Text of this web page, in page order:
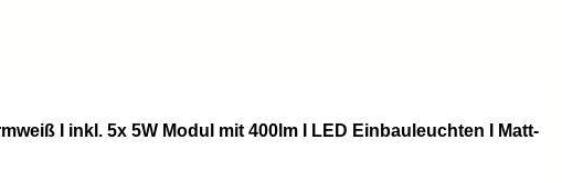
I inkl. 5x 5W Modul mit 400lm I LED Einbauleuchten I Matt-